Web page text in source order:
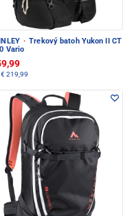
· Trekový batoh Yukon II CT
Vario
€ 219,99